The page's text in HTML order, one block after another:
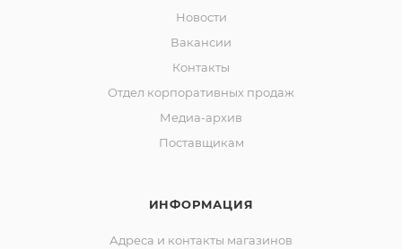
Новости
Вакансии
Контакты
Отдел корпоративных продаж
Медиа-архив
Поставщикам
ИНФОРМАЦИЯ
Адреса и контакты магазинов